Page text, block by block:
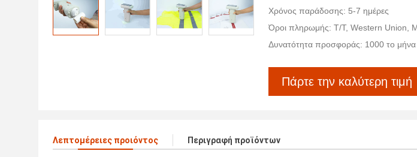
Χρόνος παράδοσης: 5-7 ημέρες
Όροι πληρωμής: T/T, Western Union,
Δυνατότητα προσφοράς: 1000 το μήνα
Πάρτε την καλύτερη τιμή
Λεπτομέρειες προιόντος Περιγραφή προϊόντων